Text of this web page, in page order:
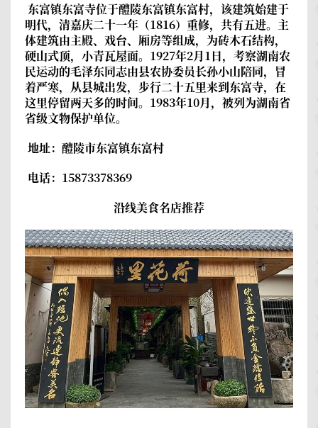
东富镇东富寺位于醴陵东富镇东富村，该建筑始建于
明代，清嘉庆二十一年（1816）重修，共有五进。主
体建筑由主殿、戏台、厢房等组成，为砖木石结构，
硬山式顶，小青瓦屋面。1927年2月1日，考察湖南农
民运动的毛泽东同志由县农协委员长孙小山陪同，冒
着严寒，从县城出发，步行二十五里来到东富寺，在
这里停留两天多的时间。1983年10月，被列为湖南省
省级文物保护单位。
地址：醴陵市东富镇东富村
电话：15873378369
沿线美食名店推荐